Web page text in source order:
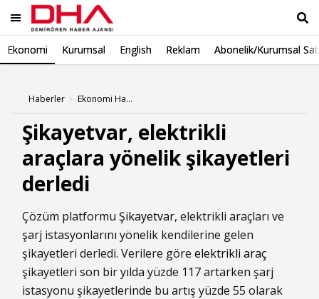
Ekonomi Kurumsal English Reklam Abonelik/Kurumsal
Haberler Ekonomi Haberleri
Şikayetvar, elektrikli
araçlara yönelik şikayetleri
derledi
Çözüm platformu Şikayetvar, elektrikli araçları ve
şarj istasyonlarını yönelik kendilerine gelen
şikayetleri derledi. Verilere göre elektrikli araç
şikayetleri son bir yılda yüzde 117 artarken şarj
istasyonu şikayetlerinde bu artış yüzde 55 olarak